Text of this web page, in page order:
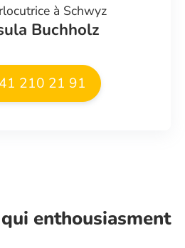
à Schwyz
Buchholz
210 21 91
enthousiasment